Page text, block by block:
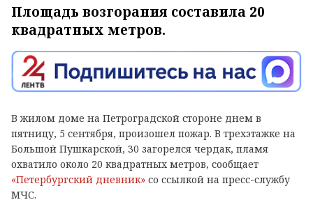
Площадь возгорания составила 20
квадратных метров.
В жилом доме на Петроградской стороне днем в
пятницу, 5 сентября, произошел пожар. В трехэтажке на
Большой Пушкарской, 30 загорелся чердак, пламя
охватило около 20 квадратных метров, сообщает
«Петербургский дневник» со ссылкой на пресс-службу
МЧС.